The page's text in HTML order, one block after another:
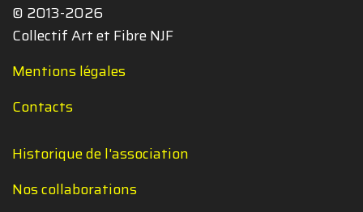
© 2013-2026
Collectif Art et Fibre NJF
Mentions légales
Contacts
Historique de l'association
Nos collaborations